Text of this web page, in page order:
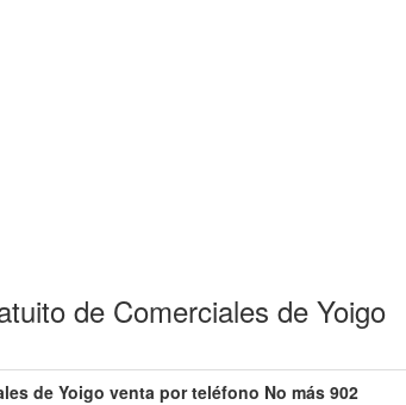
de Comerciales de Yoigo
de Yoigo venta por teléfono No más 902